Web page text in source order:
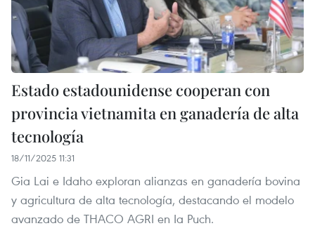
Estado estadounidense cooperan con
provincia vietnamita en ganadería de alta
tecnología
18/11/2025 11:31
Gia Lai e Idaho exploran alianzas en ganadería bovina
y agricultura de alta tecnología, destacando el modelo
avanzado de THACO AGRI en Ia Puch.